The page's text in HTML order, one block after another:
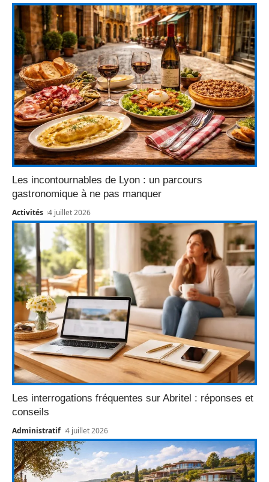
Les incontournables de Lyon : un parcours
gastronomique à ne pas manquer
Activités 4 juillet 2026
Les interrogations fréquentes sur Abritel : réponses et
conseils
Administratif 4 juillet 2026